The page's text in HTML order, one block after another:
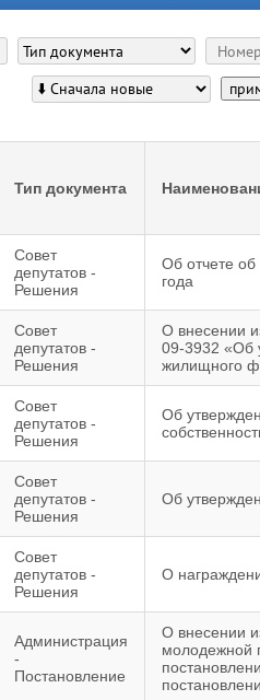
Тип документа
Совет
депутатов -
Решения
Об отчете
года
Совет
депутатов -
Решения
О внесении
09-3932 «Об
жилищного
Совет
депутатов -
Решения
Об
Совет
депутатов -
Решения
Об
Совет
депутатов -
Решения
О
Администрация
-
Постановление
О внесении
молодежной